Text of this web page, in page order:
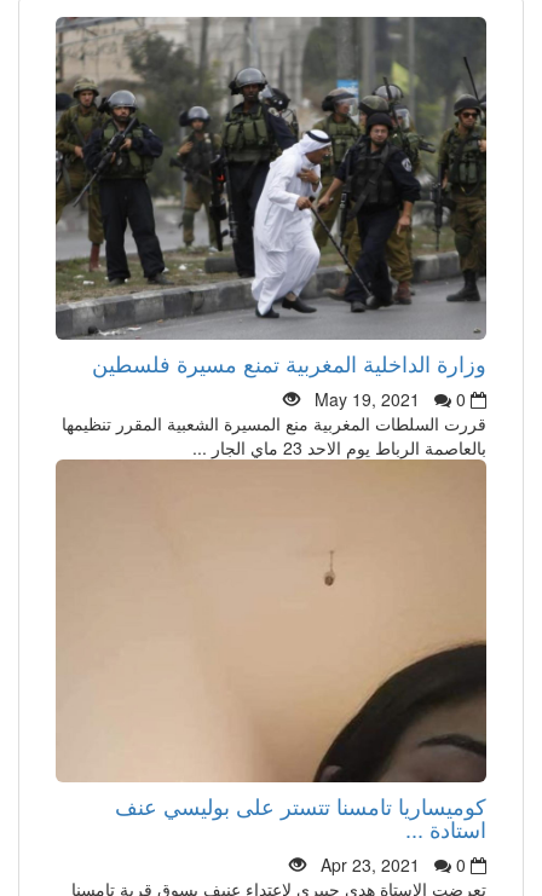
وزارة الداخلية المغربية تمنع مسيرة فلسطين
May 19, 2021
0
قررت السلطات المغربية منع المسيرة الشعبية المقرر تنظيمها
بالعاصمة الرباط يوم الاحد 23 ماي الجار ...
كوميساريا تامسنا تتستر على بوليسي عنف
استادة ...
Apr 23, 2021
0
تعرضت الاستاة هدى جبيري لاعتداء عنيف بسوق قرية تامسنا